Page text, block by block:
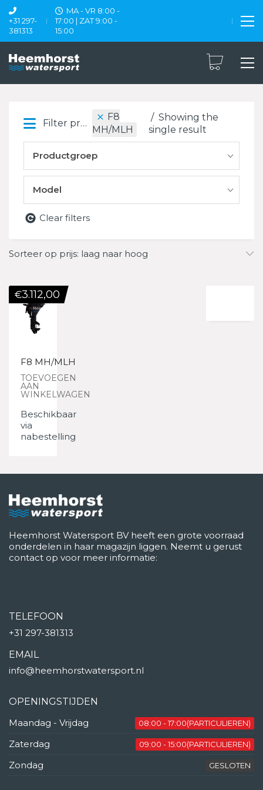
+31 297-
381313
MA - VR 8:00 -
17:00 | ZAT 9:00 -
15:00
Filter products
F8
MH/MLH
Showing the
single result
Productgroep
Model
Clear filters
Sorteer op prijs: laag naar hoog
F8 MH/MLH
TOEVOEGEN
AAN
WINKELWAGEN
€3.112,00
Beschikbaar
via
nabestelling
Heemhorst Watersport BV heeft een grote voorraad
onderdelen in haar magazijn liggen. Neemt u gerust
contact op voor meer informatie:
TELEFOON
+31 297-381313
EMAIL
info@heemhorstwatersport.nl
OPENINGSTIJDEN
Maandag - Vrijdag
08:00 - 17:00(PARTICULIEREN)
Zaterdag 09:00 - 15:00(PARTICULIEREN)
Zondag GESLOTEN